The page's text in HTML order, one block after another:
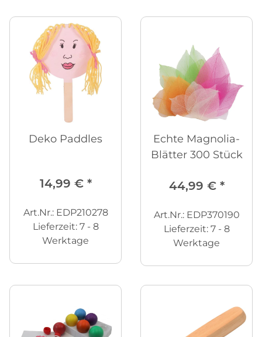
Deko Paddles
14,99 € *
Art.Nr.: EDP210278
Lieferzeit: 7 - 8
Werktage
Echte Magnolia-
Blätter 300 Stück
44,99 € *
Art.Nr.: EDP370190
Lieferzeit: 7 - 8
Werktage